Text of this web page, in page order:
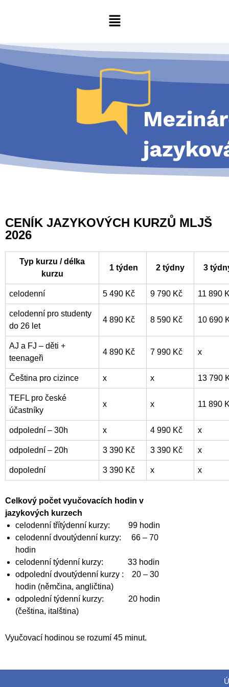
CENÍK JAZYKOVÝCH KURZŮ MLJŠ
2026
Typ kurzu / délka
kurzu
1 týden 2 týdny 3
celodenní 5 490 Kč 9 790 Kč 11 890
celodenní pro studenty
do 26 let
4 890 Kč 8 590 Kč 10 690
AJ a FJ – děti +
teenageři
4 890 Kč 7 990 Kč x
Čeština pro cizince x x 13 790
TEFL pro české
účastníky
x x 11 890
odpolední – 30h x 4 990 Kč x
odpolední – 20h 3 390 Kč 3 390 Kč x
dopolední 3 390 Kč x x
Celkový počet vyučovacích hodin v
jazykových kurzech
celodenní třítýdenní kurzy: 99 hodin
celodenní dvoutýdenní kurzy: 66 – 70
hodin
celodenní týdenní kurzy: 33 hodin
odpolední dvoutýdenní kurzy : 20 – 30
hodin (němčina, angličtina)
odpolední týdenní kurzy: 20 hodin
(čeština, italština)
Vyučovací hodinou se rozumí 45 minut.